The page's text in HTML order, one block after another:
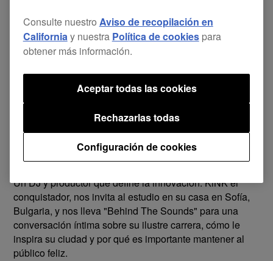
secretos para convertir su visión en música y cómo
trabaja con otros artistas.
Play
KiNK
Un DJ y productor que define la innovación: KiNK el
conquistador, nos invita al estudio en su casa en Sofía,
Bulgaria, y nos lleva "Behind The Sounds" para una
conversación íntima sobre su ilustre carrera, cómo le
inspira su ciudad y por qué es importante mantener al
público feliz.
Consulte nuestro Aviso de recopilación en
California y nuestra Política de cookiespara
obtener más información.
Configuración de cookies
Rechazarlas todas
Aceptar todas las cookies